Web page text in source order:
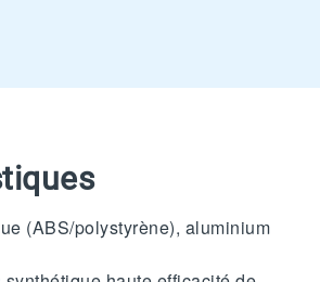
(ABS/polystyrène), aluminium